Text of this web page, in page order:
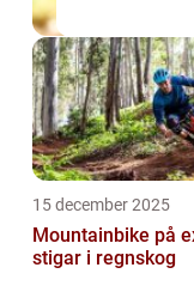
15 december 2025
Mountainbike på
stigar i regnskog